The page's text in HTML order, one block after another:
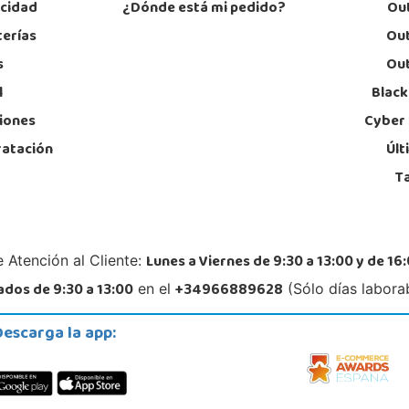
Calle dels dauradors, Parc 3.1 Local 1 P.I Vinaroz
CC.
¿Dónde está mi pedido?
Atención al Cliente: Lunes a Viernes de 9:30 a 13:00 y de
de 9:30 a 13:00en el +34966889628 (Sólo días
la app: